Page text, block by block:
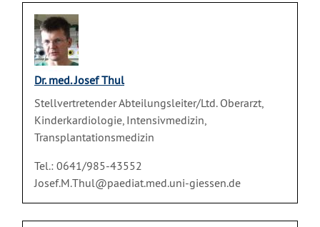
Dr. med. Josef Thul
Stellvertretender Abteilungsleiter/Ltd. Oberarzt,
Kinderkardiologie, Intensivmedizin,
Transplantationsmedizin
Tel.: 0641/985-43552
Josef.M.Thul@paediat.med.uni-giessen.de